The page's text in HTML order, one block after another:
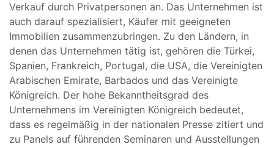
Verkauf durch Privatpersonen an. Das Unternehmen ist
auch darauf spezialisiert, Käufer mit geeigneten
Immobilien zusammenzubringen. Zu den Ländern, in
denen das Unternehmen tätig ist, gehören die Türkei,
Spanien, Frankreich, Portugal, die USA, die Vereinigten
Arabischen Emirate, Barbados und das Vereinigte
Königreich. Der hohe Bekanntheitsgrad des
Unternehmens im Vereinigten Königreich bedeutet,
dass es regelmäßig in der nationalen Presse zitiert und
zu Panels auf führenden Seminaren und Ausstellungen